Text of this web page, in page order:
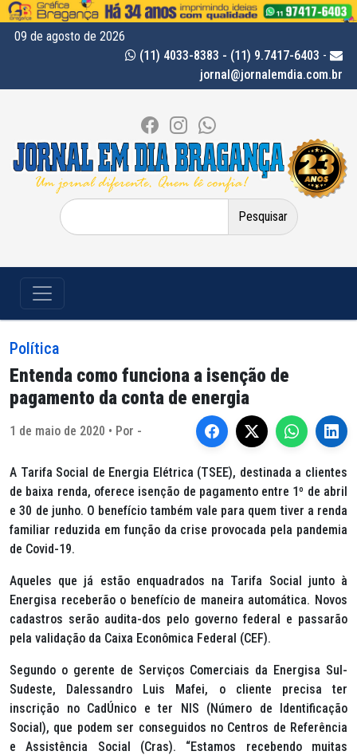
09 de agosto de 2026
(11) 4033-8383 - (11) 9.7417-6403 -
jornal@jornalemdia.com.br
Pesquisar
por:
Política
Entenda como funciona a isenção de
pagamento da conta de energia
1 de maio de 2020 • Por -
A Tarifa Social de Energia Elétrica (TSEE), destinada a clientes
de baixa renda, oferece isenção de pagamento entre 1º de abril
e 30 de junho. O benefício também vale para quem tiver a renda
familiar reduzida em função da crise provocada pela pandemia
de Covid-19.
Aqueles que já estão enquadrados na Tarifa Social junto à
Energisa receberão o benefício de maneira automática. Novos
cadastros serão audita-dos pelo governo federal e passarão
pela validação da Caixa Econômica Federal (CEF).
Segundo o gerente de Serviços Comerciais da Energisa Sul-
Sudeste, Dalessandro Luis Mafei, o cliente precisa ter
inscrição no CadÚnico e ter NIS (Número de Identificação
Social), que podem ser conseguidos no Centros de Referência
e Assistência Social (Cras). “Estamos recebendo muitas